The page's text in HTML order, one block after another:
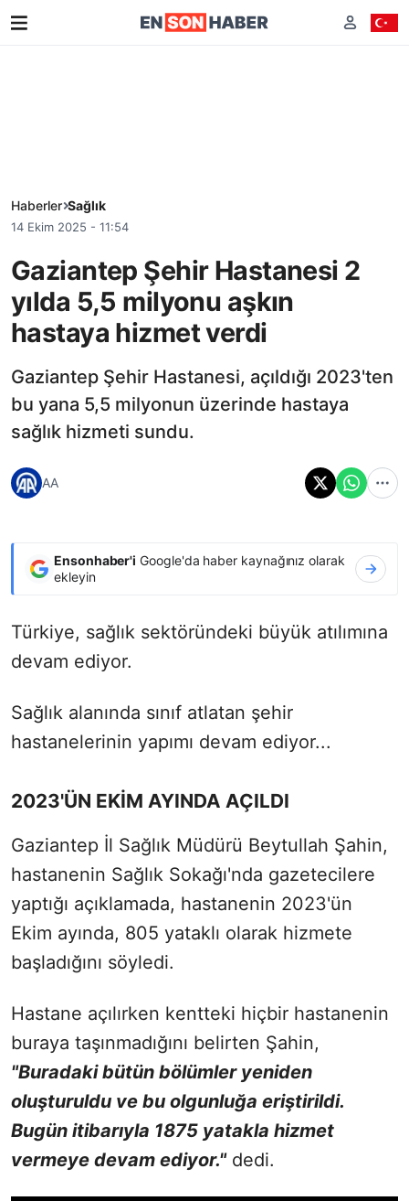
Haberler Sağlık
14 Ekim 2025 - 11:54
Gaziantep Şehir Hastanesi 2
yılda 5,5 milyonu aşkın
hastaya hizmet verdi
Gaziantep Şehir Hastanesi, açıldığı 2023'ten
bu yana 5,5 milyonun üzerinde hastaya
sağlık hizmeti sundu.
AA
Ensonhaber'i Google'da haber kaynağınız olarak
ekleyin
Türkiye, sağlık sektöründeki büyük atılımına
devam ediyor.
Sağlık alanında sınıf atlatan şehir
hastanelerinin yapımı devam ediyor...
2023'ÜN EKİM AYINDA AÇILDI
Gaziantep İl Sağlık Müdürü Beytullah Şahin,
hastanenin Sağlık Sokağı'nda gazetecilere
yaptığı açıklamada, hastanenin 2023'ün
Ekim ayında, 805 yataklı olarak hizmete
başladığını söyledi.
Hastane açılırken kentteki hiçbir hastanenin
buraya taşınmadığını belirten Şahin,
"Buradaki bütün bölümler yeniden
oluşturuldu ve bu olgunluğa eriştirildi.
Bugün itibarıyla 1875 yatakla hizmet
vermeye devam ediyor."dedi.